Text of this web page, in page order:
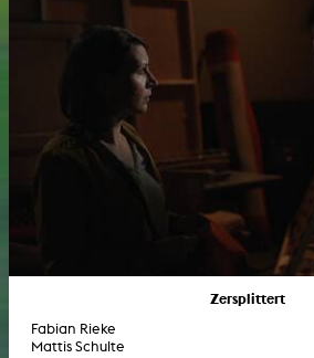
Zersplittert
Fabian Rieke
Mattis Schulte